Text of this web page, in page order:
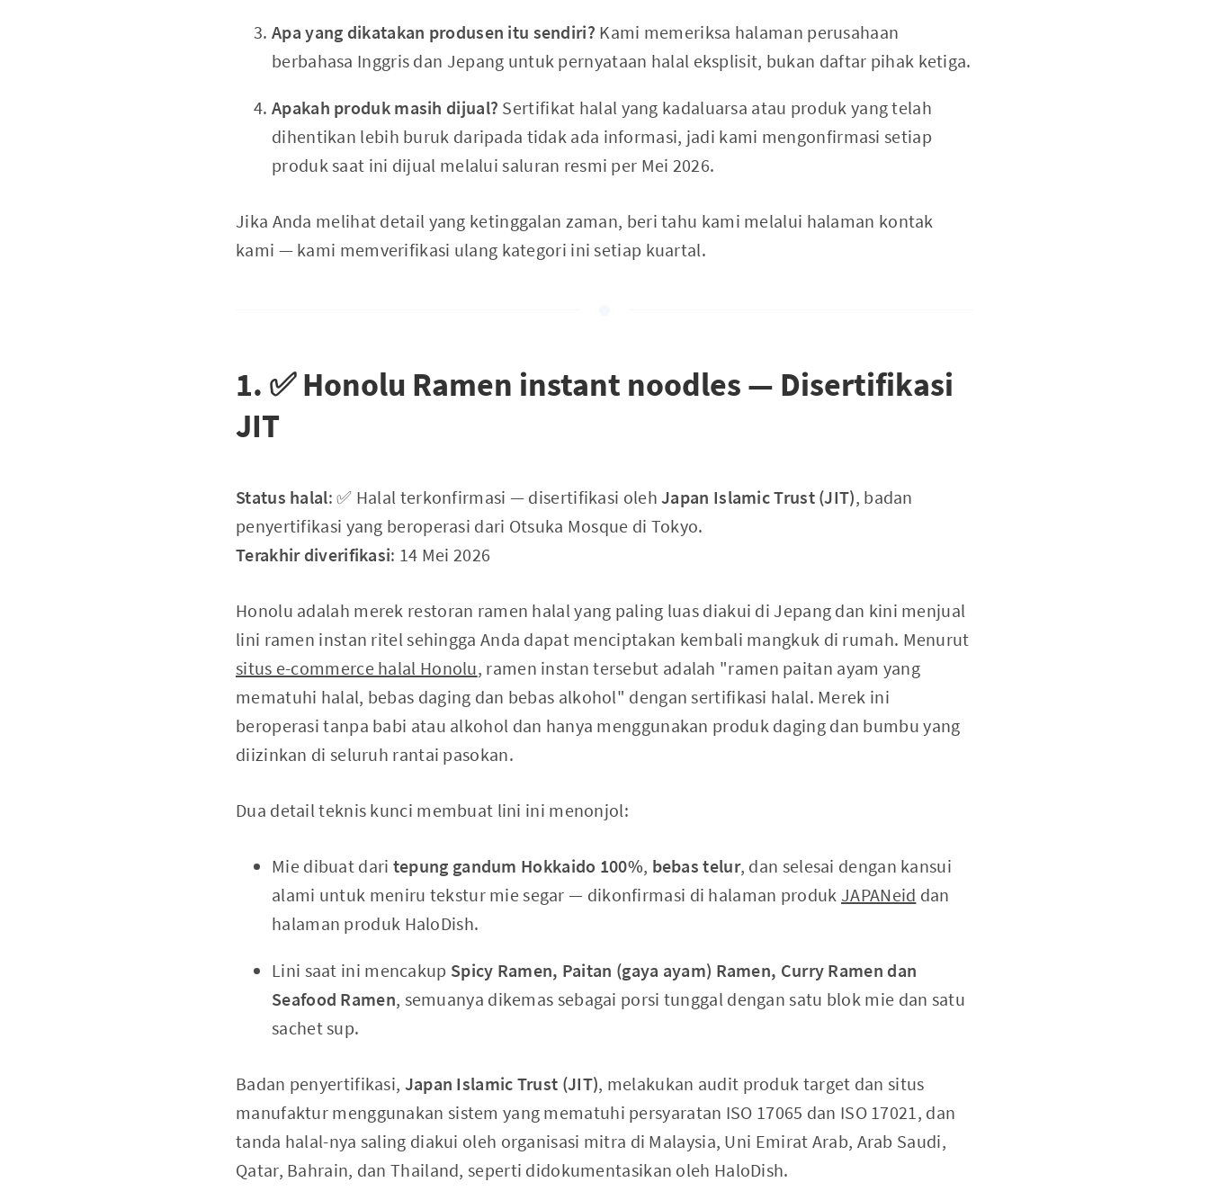
Apa yang dikatakan produsen itu sendiri? Kami memeriksa halaman perusahaan
berbahasa Inggris dan Jepang untuk pernyataan halal eksplisit, bukan daftar pihak ketiga.
Apakah produk masih dijual? Sertifikat halal yang kadaluarsa atau produk yang telah
dihentikan lebih buruk daripada tidak ada informasi, jadi kami mengonfirmasi setiap
produk saat ini dijual melalui saluran resmi per Mei 2026.
Jika Anda melihat detail yang ketinggalan zaman, beri tahu kami melalui halaman kontak
kami — kami memverifikasi ulang kategori ini setiap kuartal.
1. ✅ Honolu Ramen instant noodles — Disertifikasi
JIT
Status halal: ✅ Halal terkonfirmasi — disertifikasi olehJapan Islamic Trust (JIT), badan
penyertifikasi yang beroperasi dari Otsuka Mosque di Tokyo.
Terakhir diverifikasi: 14 Mei 2026
Honolu adalah merek restoran ramen halal yang paling luas diakui di Jepang dan kini menjual
lini ramen instan ritel sehingga Anda dapat menciptakan kembali mangkuk di rumah. Menurut
situs e-commerce halal Honolu, ramen instan tersebut adalah "ramen paitan ayam yang
mematuhi halal, bebas daging dan bebas alkohol" dengan sertifikasi halal. Merek ini
beroperasi tanpa babi atau alkohol dan hanya menggunakan produk daging dan bumbu yang
diizinkan di seluruh rantai pasokan.
Dua detail teknis kunci membuat lini ini menonjol:
Mie dibuat dari tepung gandum Hokkaido 100%, bebas telur, dan selesai dengan kansui
alami untuk meniru tekstur mie segar — dikonfirmasi di halaman produk JAPANeid dan
halaman produk HaloDish.
Lini saat ini mencakup Spicy Ramen, Paitan (gaya ayam) Ramen, Curry Ramen dan
Seafood Ramen, semuanya dikemas sebagai porsi tunggal dengan satu blok mie dan satu
sachet sup.
Badan penyertifikasi, Japan Islamic Trust (JIT), melakukan audit produk target dan situs
manufaktur menggunakan sistem yang mematuhi persyaratan ISO 17065 dan ISO 17021, dan
tanda halal-nya saling diakui oleh organisasi mitra di Malaysia, Uni Emirat Arab, Arab Saudi,
Qatar, Bahrain, dan Thailand, seperti didokumentasikan oleh HaloDish.